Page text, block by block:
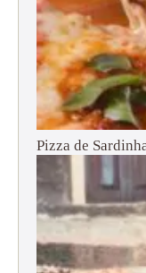
Pizza de